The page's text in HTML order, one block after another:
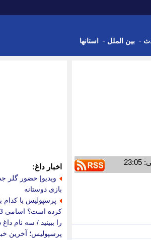
- بین الملل - استانها
اخبار داغ:
ویدیو| حضور گلر
بازی دوستانه
پرسپولیس با کدام
را ببینید / سه نام
پرسپولیس؛ آخرین